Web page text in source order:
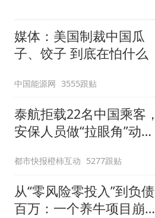
媒体：美国制裁中国瓜
子、饺子 到底在怕什么
中国能源网 3555跟贴
泰航拒载22名中国乘客，
安保人员做“拉眼角”动
拒绝登机决定由航司作
出；亲历者：曾承诺免费
改签但没兑现
都市快报橙柿互动 5277跟贴
从“零风险零投入”到负债
百万：一个养牛项目崩盘